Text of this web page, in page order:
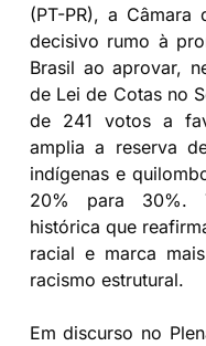
(PT-PR), a
decisivo rumo à
Brasil ao aprovar,
de Lei de Cotas no
de 241 votos a
amplia a reserva
indígenas e
20% para 30%.
histórica que
racial e marca
racismo estrutural.
Em discurso no